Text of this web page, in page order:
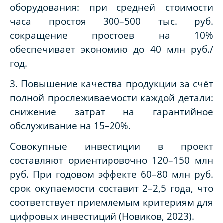
оборудования: при средней стоимости
часа простоя 300–500 тыс. руб.
сокращение простоев на 10%
обеспечивает экономию до 40 млн руб./
год.
3. Повышение качества продукции за счёт
полной прослеживаемости каждой детали:
снижение затрат на гарантийное
обслуживание на 15–20%.
Совокупные инвестиции в проект
составляют ориентировочно 120–150 млн
руб. При годовом эффекте 60–80 млн руб.
срок окупаемости составит 2–2,5 года, что
соответствует приемлемым критериям для
цифровых инвестиций (Новиков, 2023).